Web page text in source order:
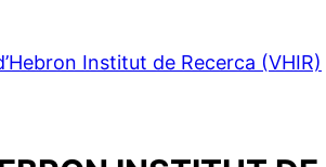
Institut de Recerca (VHIR)